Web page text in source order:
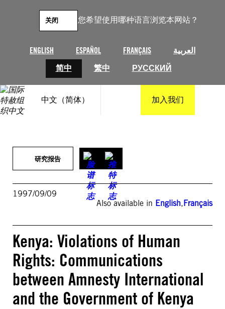
您希望使用哪种语言浏览本网站？
ENGLISH ESPAÑOL FRANÇAIS
العربية
简中
繁中 РУССКИЙ
关闭
中文（简体） 加入我们
研究报告
1997/09/09
Also available in English,Français
Kenya: Violations of Human
Rights: Communications
between Amnesty International
and the Government of Kenya